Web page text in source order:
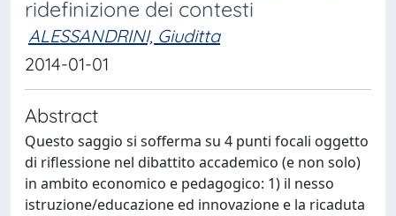
ridefinizione dei contesti
ALESSANDRINI, Giuditta
2014-01-01
Abstract
Questo saggio si sofferma su 4 punti focali oggetto
di riflessione nel dibattito accademico (e non solo)
in ambito economico e pedagogico: 1) il nesso
istruzione/educazione ed innovazione e la ricaduta